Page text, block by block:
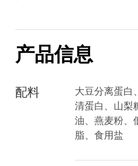
产品信息
配料
大豆分离蛋白
清蛋白、山梨
油、燕麦粉、
脂、食用盐